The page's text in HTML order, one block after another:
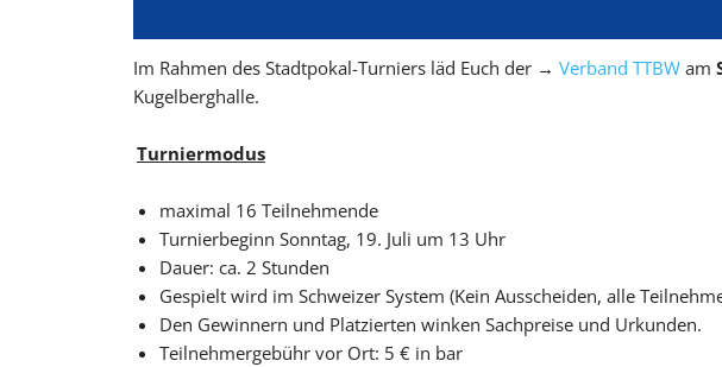
Im Rahmen des Stadtpokal-Turniers läd Euch der → Verband TTBW am
Kugelberghalle.
Turniermodus
maximal 16 Teilnehmende
Turnierbeginn Sonntag, 19. Juli um 13 Uhr
Dauer: ca. 2 Stunden
Gespielt wird im Schweizer System (Kein Ausscheiden, alle
Den Gewinnern und Platzierten winken Sachpreise und Urkunden.
Teilnehmergebühr vor Ort: 5 € in bar